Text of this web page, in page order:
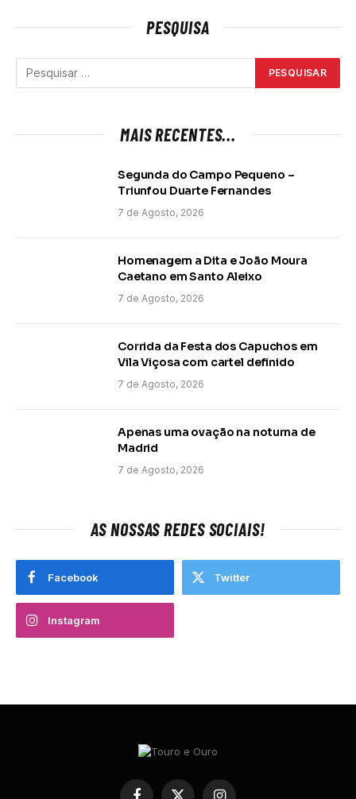
PESQUISA
MAIS RECENTES...
Segunda do Campo Pequeno –
Triunfou Duarte Fernandes
7 de Agosto, 2026
Homenagem a Dita e João Moura
Caetano em Santo Aleixo
7 de Agosto, 2026
Corrida da Festa dos Capuchos em
Vila Viçosa com cartel definido
7 de Agosto, 2026
Apenas uma ovação na noturna de
Madrid
7 de Agosto, 2026
AS NOSSAS REDES SOCIAIS!
Facebook Twitter
Instagram